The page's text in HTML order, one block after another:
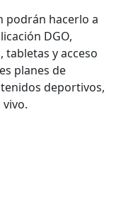
podrán hacerlo a
DGO,
tabletas y acceso
planes de
deportivos,